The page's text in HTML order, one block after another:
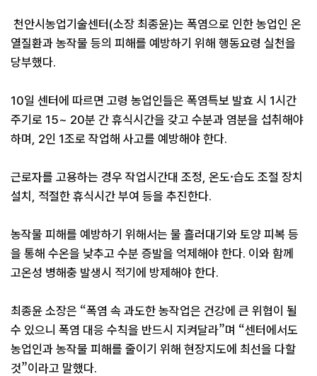
천안시농업기술센터(소장 최종윤)는 폭염으로 인한 농업인 온
열질환과 농작물 등의 피해를 예방하기 위해 행동요령 실천을
당부했다.
10일 센터에 따르면 고령 농업인들은 폭염특보 발효 시 1시간
주기로 15~ 20분 간 휴식시간을 갖고 수분과 염분을 섭취해야
하며, 2인 1조로 작업해 사고를 예방해야 한다.
근로자를 고용하는 경우 작업시간대 조정, 온도·습도 조절 장치
설치, 적절한 휴식시간 부여 등을 추진한다.
농작물 피해를 예방하기 위해서는 물 흘러대기와 토양 피복 등
을 통해 수온을 낮추고 수분 증발을 억제해야 한다. 이와 함께
고온성 병해충 발생시 적기에 방제해야 한다.
최종윤 소장은 “폭염 속 과도한 농작업은 건강에 큰 위협이 될
수 있으니 폭염 대응 수칙을 반드시 지켜달라”며 “센터에서도
농업인과 농작물 피해를 줄이기 위해 현장지도에 최선을 다할
것”이라고 말했다.